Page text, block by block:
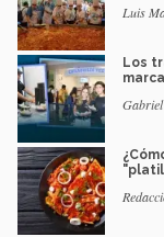
Luis
Los
Gabriel